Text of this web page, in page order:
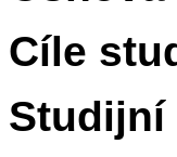
Cíle
Studijní